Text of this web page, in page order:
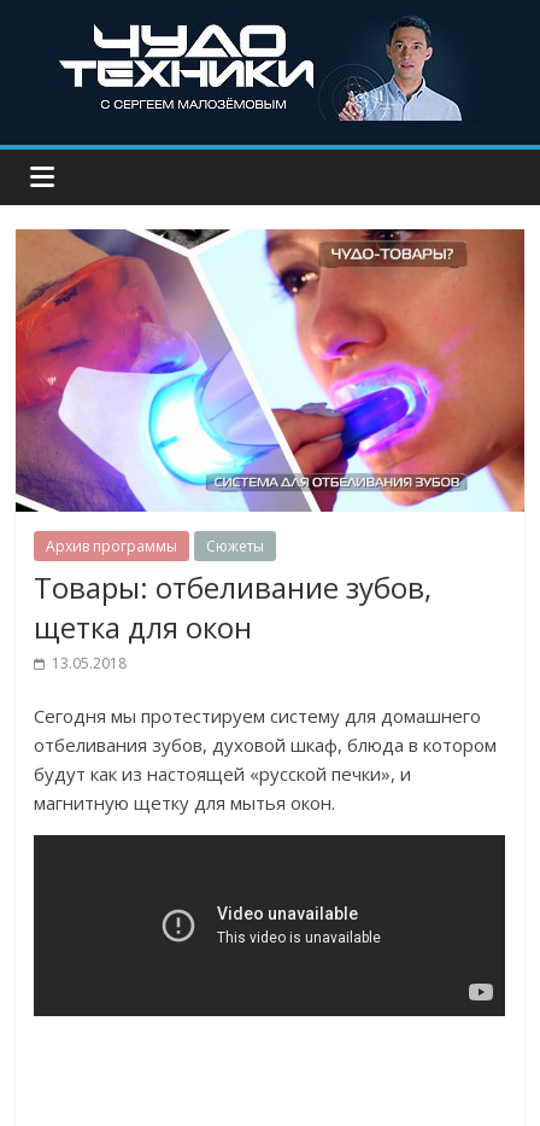
Архив программы Сюжеты
Товары: отбеливание зубов,
щетка для окон
13.05.2018
Сегодня мы протестируем систему для домашнего
отбеливания зубов, духовой шкаф, блюда в котором
будут как из настоящей «русской печки», и
магнитную щетку для мытья окон.